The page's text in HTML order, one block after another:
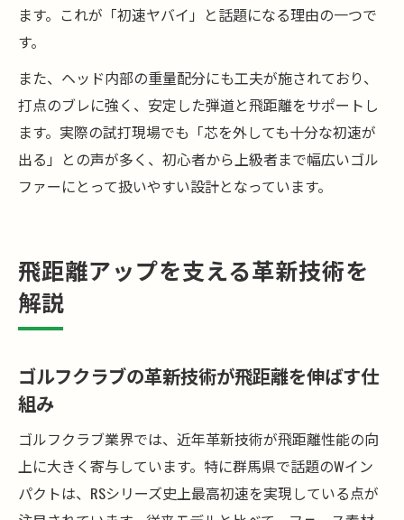
ます。これが「初速ヤバイ」と話題になる理由の一つで
す。
また、ヘッド内部の重量配分にも工夫が施されており、
打点のブレに強く、安定した弾道と飛距離をサポートし
ます。実際の試打現場でも「芯を外しても十分な初速が
出る」との声が多く、初心者から上級者まで幅広いゴル
ファーにとって扱いやすい設計となっています。
飛距離アップを支える革新技術を
解説
ゴルフクラブの革新技術が飛距離を伸ばす仕
組み
ゴルフクラブ業界では、近年革新技術が飛距離性能の向
上に大きく寄与しています。特に群馬県で話題のWイン
パクトは、RSシリーズ史上最高初速を実現している点が